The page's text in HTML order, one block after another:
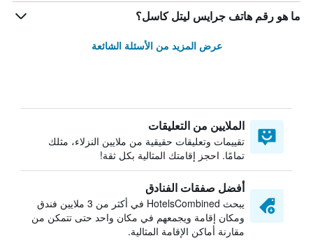
ما هو رقم هاتف جرايس ليتل كاسل؟
عرض المزيد من الأسئلة الشائعة
الملايين من التعليقات
تقييمات وتعليقات حقيقية من ملايين النزلاء، مثلك
تمامًا. احجز إقامتك المثالية بكل ثقة!
أفضل صفقات الفنادق
يبحث HotelsCombined في أكثر من 3 ملايين فندق
ومكان إقامة ويجمعهم في مكان واحد حتى تتمكن من
مقارنة أماكن الإقامة المثالية.